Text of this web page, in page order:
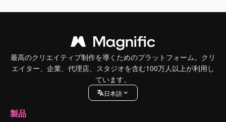
最高のクリエイティブ制作を導くためのプラットフォーム。クリ
エイター、企業、代理店、スタジオを含む100万人以上が利用し
ています。
日本語
製品